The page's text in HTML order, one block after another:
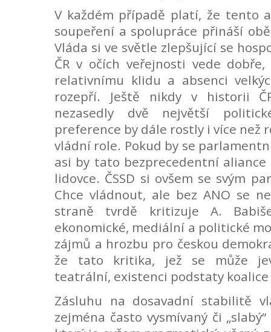
V každém případě platí, že tento
soupeření a spolupráce přináší
Vláda si ve světle zlepšující se
ČR v očích veřejnosti vede
relativnímu klidu a absenci
rozepří. Ještě nikdy v historii
nezasedly dvě největší
preference by dále rostly i více než
vládní role. Pokud by se
asi by tato bezprecedentní
lidovce. ČSSD si ovšem se svým
Chce vládnout, ale bez ANO se
straně tvrdě kritizuje A.
ekonomické, mediální a politické
zájmů a hrozbu pro českou
že tato kritika, jež se může
teatrální, existenci podstaty
Zásluhu na dosavadní stabilitě
zejména často vysmívaný či